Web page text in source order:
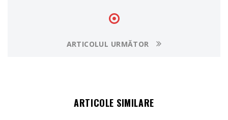
ARTICOLUL URMĂTOR
ARTICOLE SIMILARE